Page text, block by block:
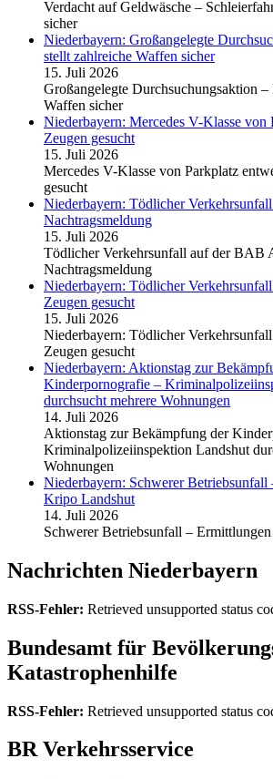
Verdacht auf Geldwäsche –
sicher
Niederbayern: Großangelegte
stellt zahlreiche Waffen sicher
15. Juli 2026
Großangelegte Durchsuchungsaktion
Waffen sicher
Niederbayern: Mercedes V-Klasse von
Zeugen gesucht
15. Juli 2026
Mercedes V-Klasse von Parkplatz
gesucht
Niederbayern: Tödlicher
Nachtragsmeldung
15. Juli 2026
Tödlicher Verkehrsunfall auf der BAB
Nachtragsmeldung
Niederbayern: Tödlicher
Zeugen gesucht
15. Juli 2026
Niederbayern: Tödlicher
Zeugen gesucht
Niederbayern: Aktionstag zur
Kinderpornografie –
durchsucht mehrere Wohnungen
14. Juli 2026
Aktionstag zur Bekämpfung der
Kriminalpolizeiinspektion Landshut
Wohnungen
Niederbayern: Schwerer Betriebsunfall
Kripo Landshut
14. Juli 2026
Schwerer Betriebsunfall –
Nachrichten Niederbayern
RSS-Fehler: Retrieved unsupported status
Bundesamt für
Katastrophenhilfe
RSS-Fehler: Retrieved unsupported status
BR Verkehrsservice